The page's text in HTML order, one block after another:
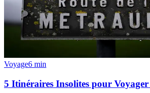
Voyage6 min
5 Itinéraires Insolites pour